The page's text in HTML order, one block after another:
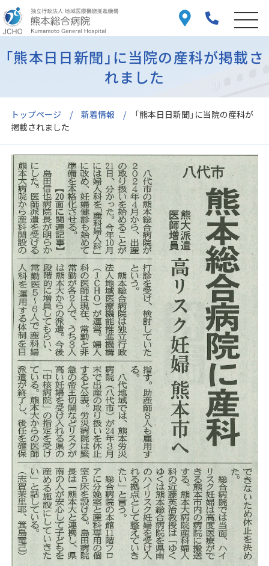
トップページ 新着情報
「熊本日日新聞」に当院の産科が
掲載されました
「熊本日日新聞」に当院の産科が掲載さ
れました